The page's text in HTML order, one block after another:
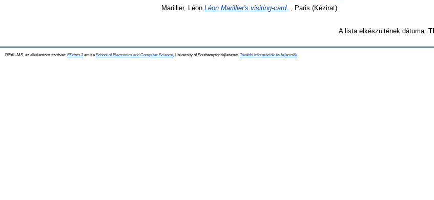
Marillier, Léon Léon Marillier's visiting-card. , Paris (Kézirat)
A lista elkészültének dátuma:
REAL-MS, az alkalamzott szoftver: EPrints 3amit a School of Electronics and Computer Science , University of Southampton fejlesztett. További információk és fejlesztők